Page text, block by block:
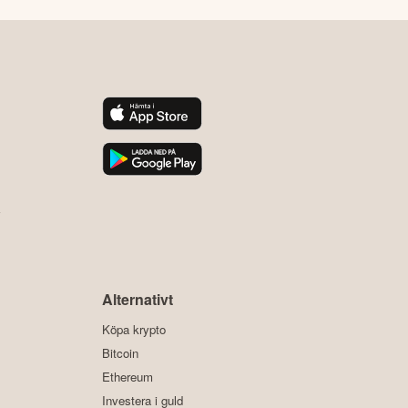
Alternativt
Köpa krypto
Bitcoin
Ethereum
Investera i guld